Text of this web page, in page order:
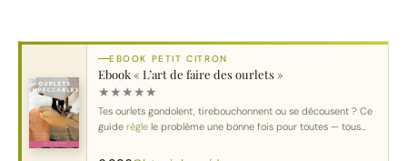
EBOOK PETIT CITRON
Ebook « L’art de faire des ourlets »
★★★★★
Tes ourlets gondolent, tirebouchonnent ou se décousent ? Ce
guide règle le problème une bonne fois pour toutes — tous